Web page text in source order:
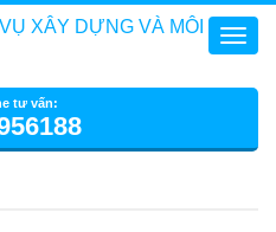
XÂY DỰNG VÀ MÔI
tư vấn: